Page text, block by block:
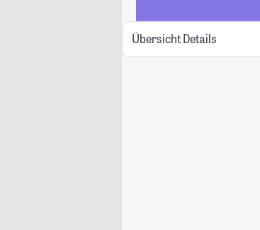
Übersicht Details